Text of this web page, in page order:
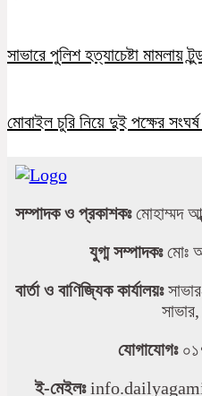
সাভারে পুলিশ হত্যাচেষ্টা মামলায়
মোবাইল চুরি নিয়ে দুই পক্ষের
সম্পাদক ও প্রকাশকঃমোহাম্মদ
যুগ্ম সম্পাদকঃমোঃ
বার্তা ও বাণিজ্যিক কার্যালয়ঃ
যোগাযোগঃ
ই-মেইলঃ